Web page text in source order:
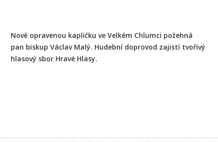
Nově opravenou kapličku ve Velkém Chlumci požehná
pan biskup Václav Malý. Hudební doprovod zajistí tvořivý
hlasový sbor Hravé Hlasy.